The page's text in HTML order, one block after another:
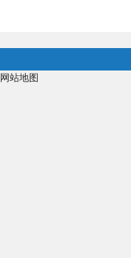
网站地图